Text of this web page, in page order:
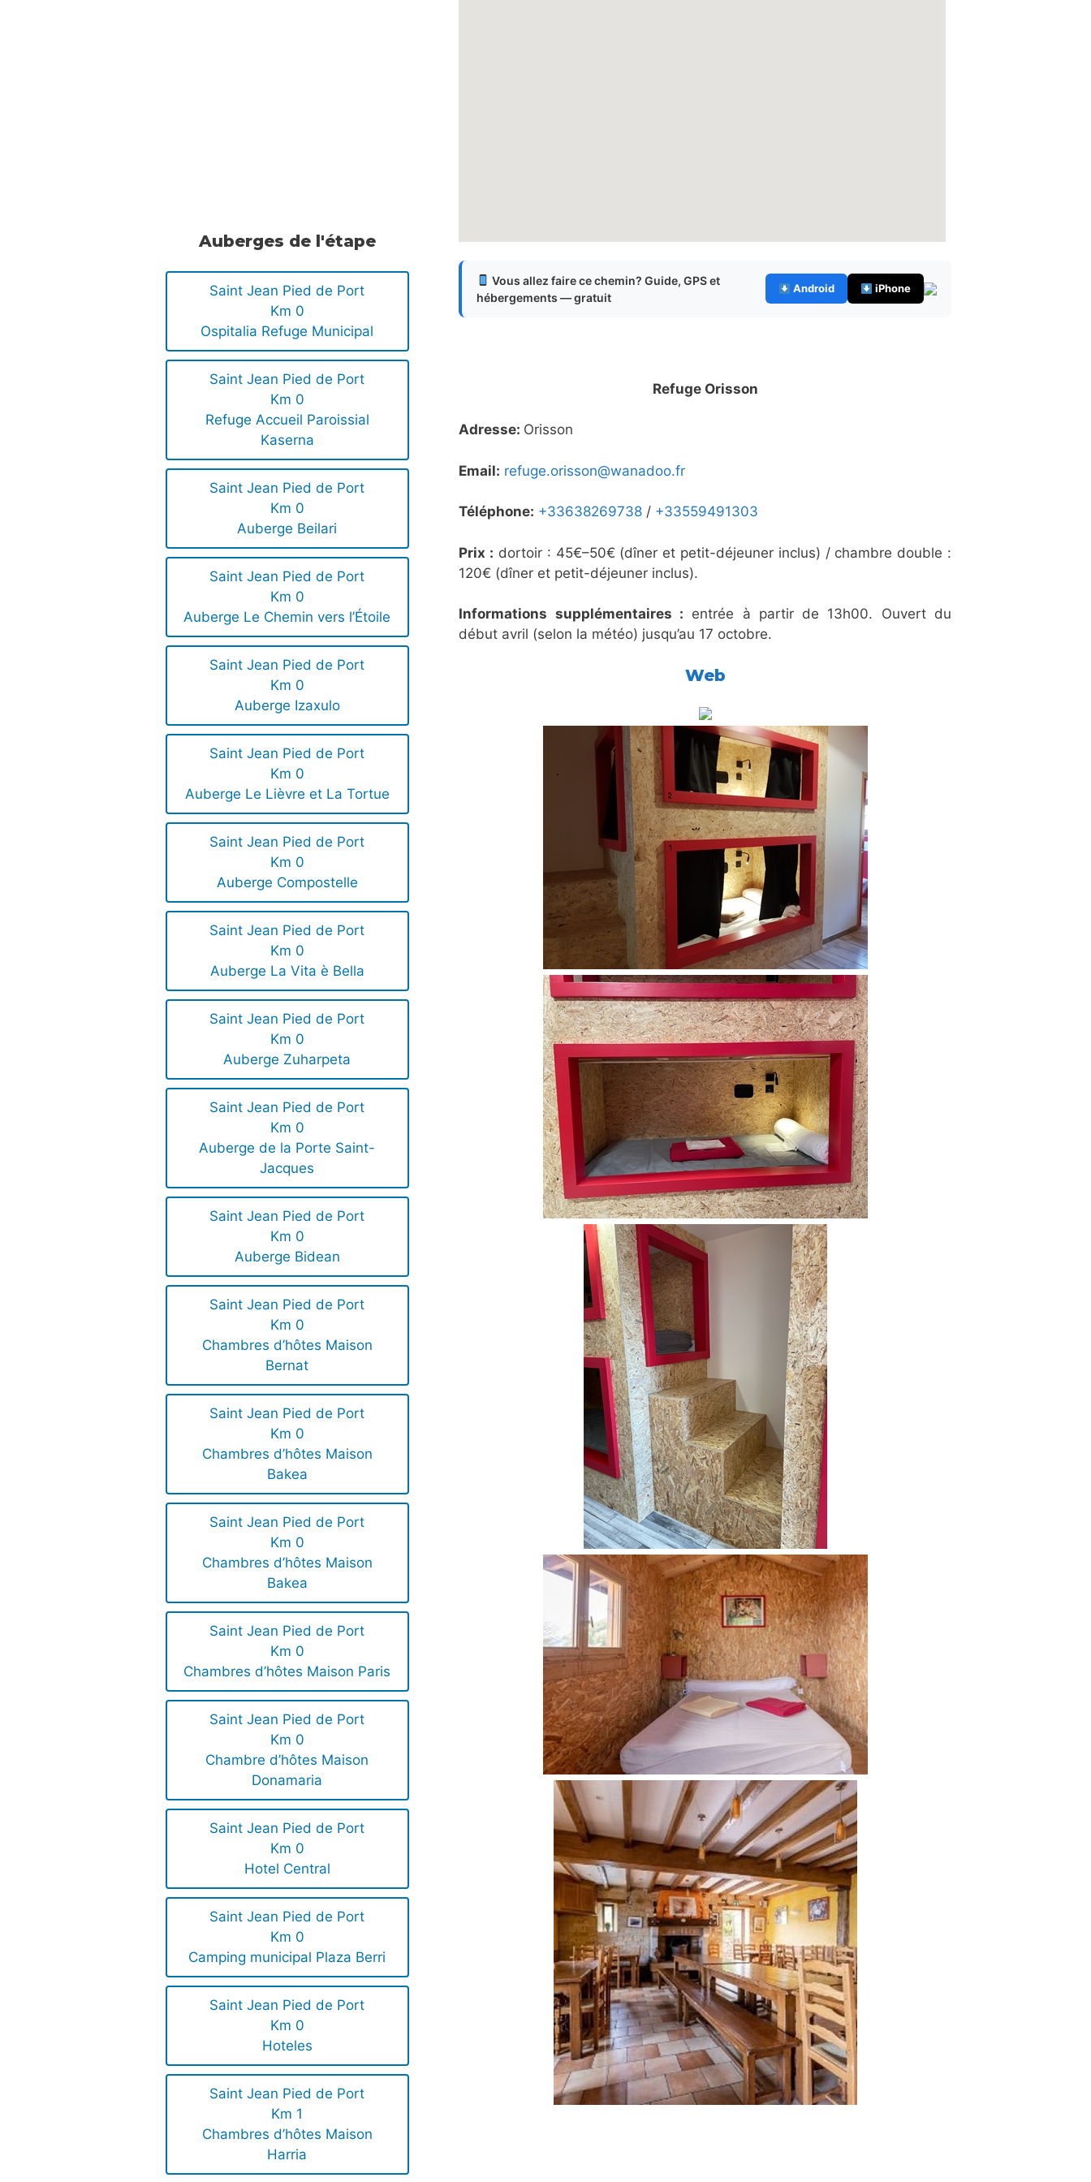
Auberges de l'étape
Saint Jean Pied de Port
Km 0
Ospitalia Refuge Municipal
Saint Jean Pied de Port
Km 0
Refuge Accueil Paroissial
Kaserna
Saint Jean Pied de Port
Km 0
Auberge Beilari
Saint Jean Pied de Port
Km 0
Auberge Le Chemin vers l’Étoile
Saint Jean Pied de Port
Km 0
Auberge Izaxulo
Saint Jean Pied de Port
Km 0
Auberge Le Lièvre et La Tortue
Saint Jean Pied de Port
Km 0
Auberge Compostelle
Saint Jean Pied de Port
Km 0
Auberge La Vita è Bella
Saint Jean Pied de Port
Km 0
Auberge Zuharpeta
Saint Jean Pied de Port
Km 0
Auberge de la Porte Saint-
Jacques
Saint Jean Pied de Port
Km 0
Auberge Bidean
Saint Jean Pied de Port
Km 0
Chambres d’hôtes Maison
Bernat
Saint Jean Pied de Port
Km 0
Chambres d’hôtes Maison
Bakea
Saint Jean Pied de Port
Km 0
Chambres d’hôtes Maison
Bakea
Saint Jean Pied de Port
Km 0
Chambres d’hôtes Maison Paris
Saint Jean Pied de Port
Km 0
Chambre d’hôtes Maison
Donamaria
Saint Jean Pied de Port
Km 0
Hotel Central
Saint Jean Pied de Port
Km 0
Camping municipal Plaza Berri
Saint Jean Pied de Port
Km 0
Hoteles
Saint Jean Pied de Port
Km 1
Chambres d’hôtes Maison
Harria
Vous allez faire ce chemin? Guide, GPS et
hébergements — gratuit
Android iPhone
Refuge Orisson
Adresse: Orisson
Email: refuge.orisson@wanadoo.fr
Téléphone: +33638269738 / +33559491303
Prix : dortoir : 45€–50€ (dîner et petit-déjeuner inclus) / chambre double :
120€ (dîner et petit-déjeuner inclus).
Informations supplémentaires : entrée à partir de 13h00. Ouvert du
début avril (selon la météo) jusqu’au 17 octobre.
Web